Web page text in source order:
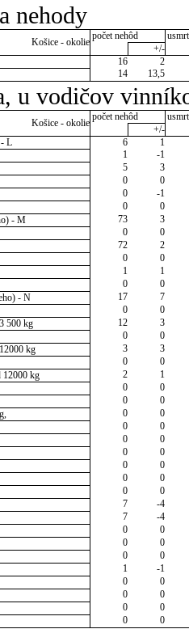
nehody
Košice - okolie
počet nehôd
+/-
16
2
14 13,5
u vodičov
Košice - okolie
počet nehôd
+/-
L
6
1
1
-1
5
3
0
0
0
-1
0
0
- M
73
3
0
0
72
2
0
0
1
1
0
0
- N
17
7
0
0
500 kg
12
3
0
0
kg
3
3
0
0
12000 kg
2
1
0
0
0
0
0
0
0
0
0
0
0
0
0
0
0
0
0
0
7
-4
7
-4
0
0
0
0
0
0
1
-1
0
0
0
0
0
0
0 0